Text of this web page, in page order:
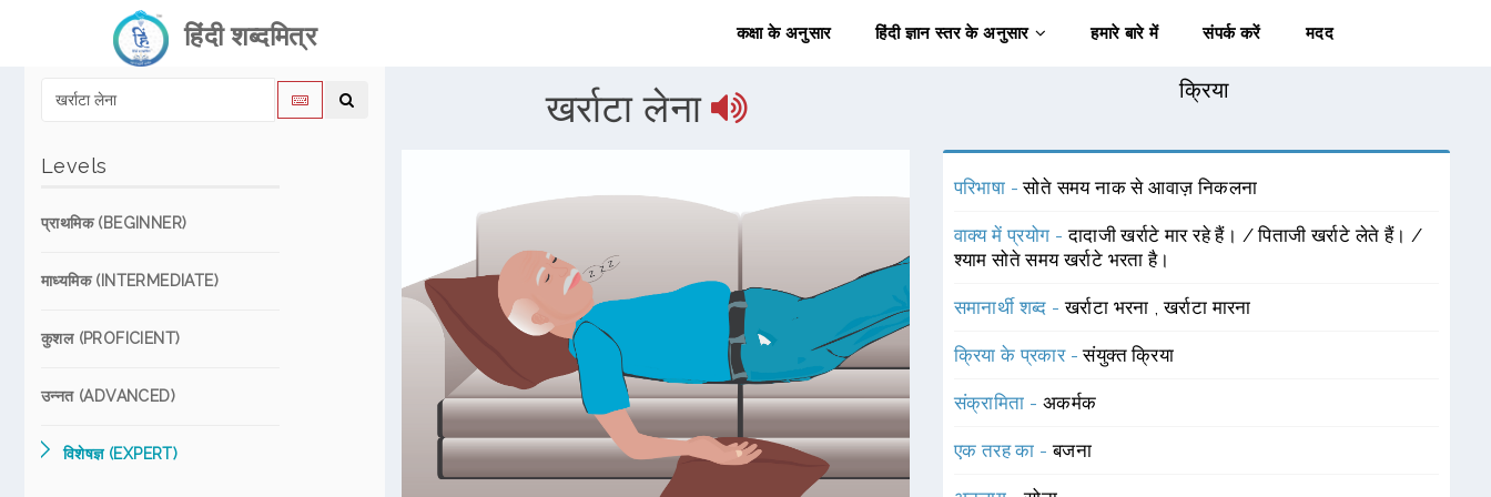
हिंदी शब्दमित्र कक्षा के अनुसार हिंदी ज्ञान स्तर के अनुसार हमारे बारे में संपर्क करें मदद
Levels
प्राथमिक (BEGINNER)
माध्यमिक (INTERMEDIATE)
कुशल (PROFICIENT)
उन्नत (ADVANCED)
विशेषज्ञ (EXPERT)
खर्राटा लेना क्रिया
परिभाषा -सोते समय नाक से आवाज़ निकलना
वाक्य में प्रयोग -दादाजी खर्राटे मार रहे हैं। / पिताजी खर्राटे लेते हैं। /
श्याम सोते समय खर्राटे भरता है।
समानार्थी शब्द -खर्राटा भरना ,खर्राटा मारना
क्रिया के प्रकार -संयुक्त क्रिया
संक्रामिता - अकर्मक
एक तरह का -बजना